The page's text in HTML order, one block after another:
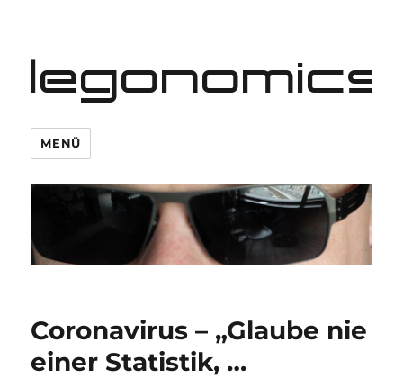
legonomics
MENÜ
Coronavirus – „Glaube nie
einer Statistik, …